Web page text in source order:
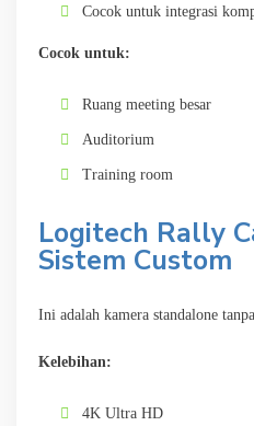
Cocok untuk integrasi
Cocok untuk:
Ruang meeting besar
Auditorium
Training room
Logitech Rally
Sistem Custom
Ini adalah kamera standalone
Kelebihan:
4K Ultra HD